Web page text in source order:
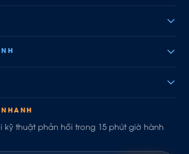
thuật phản hồi trong 15 phút giờ hành